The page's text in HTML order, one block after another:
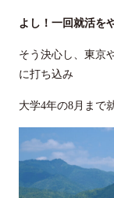
よし！一回就活を
そう決心し、東京
に打ち込み
大学4年の8月まで